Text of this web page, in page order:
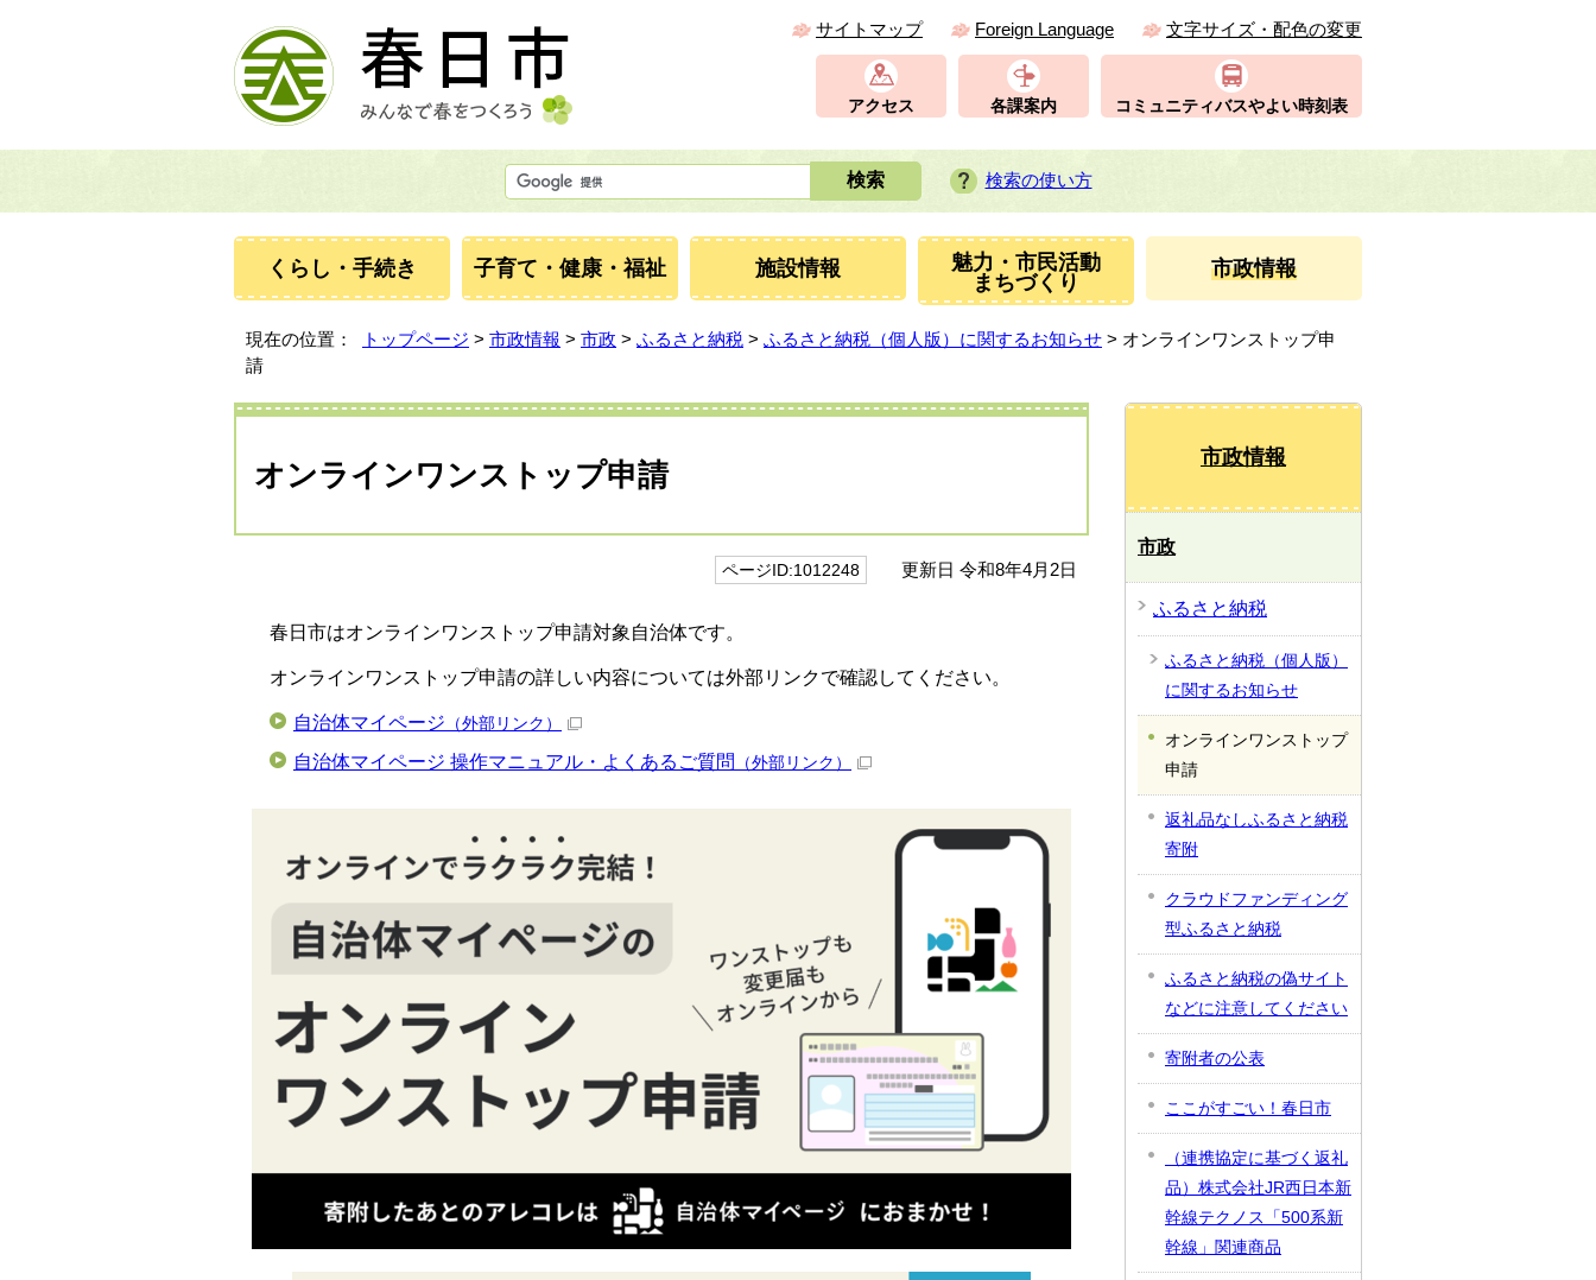
サイトマップ Foreign Language 文字サイズ・配色の変更
アクセス 各課案内 コミュニティバスやよい時刻表
検索の使い方
くらし・手続き 子育て・健康・福祉 施設情報
魅力・市民活動
まちづくり
市政情報
現在の位置： トップページ > 市政情報 > 市政 > ふるさと納税 > ふるさと納税（個人版）に関するお知らせ > オンラインワンストップ申
請
オンラインワンストップ申請
ページID:1012248 更新日 令和8年4月2日
春日市はオンラインワンストップ申請対象自治体です。
オンラインワンストップ申請の詳しい内容については外部リンクで確認してください。
自治体マイページ （外部リンク）
自治体マイページ 操作マニュアル・よくあるご質問 （外部リンク）
市政情報
市政
ふるさと納税
ふるさと納税（個人版）
に関するお知らせ
オンラインワンストップ
申請
返礼品なしふるさと納税
寄附
クラウドファンディング
型ふるさと納税
ふるさと納税の偽サイト
などに注意してください
寄附者の公表
ここがすごい！春日市
（連携協定に基づく返礼
品）株式会社JR西日本新
幹線テクノス「500系新
幹線」関連商品